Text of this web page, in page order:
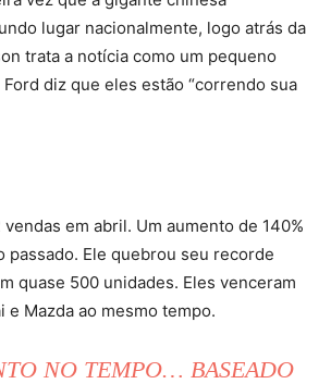
lugar nacionalmente, logo atrás da
trata a notícia como um pequeno
diz que eles estão “correndo sua
vendas em abril. Um aumento de 140%
passado. Ele quebrou seu recorde
quase 500 unidades. Eles venceram
e Mazda ao mesmo tempo.
NO TEMPO… BASEADO